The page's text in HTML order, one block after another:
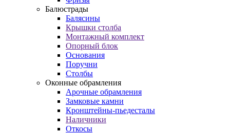
Балюстрады
Балясины
Крышки столба
Монтажный комплект
Опорный блок
Основания
Поручни
Столбы
Оконные обрамления
Арочные обрамления
Замковые камни
Кронштейны-пьедесталы
Наличники
Откосы